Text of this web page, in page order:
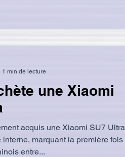
dont on vous la présente ici ,
les fervent et les
sport mécaniqu
une Xiaomi
acquis une Xiaomi SU7 Ultra
marquant la première fois
entre...
1 min de lecture